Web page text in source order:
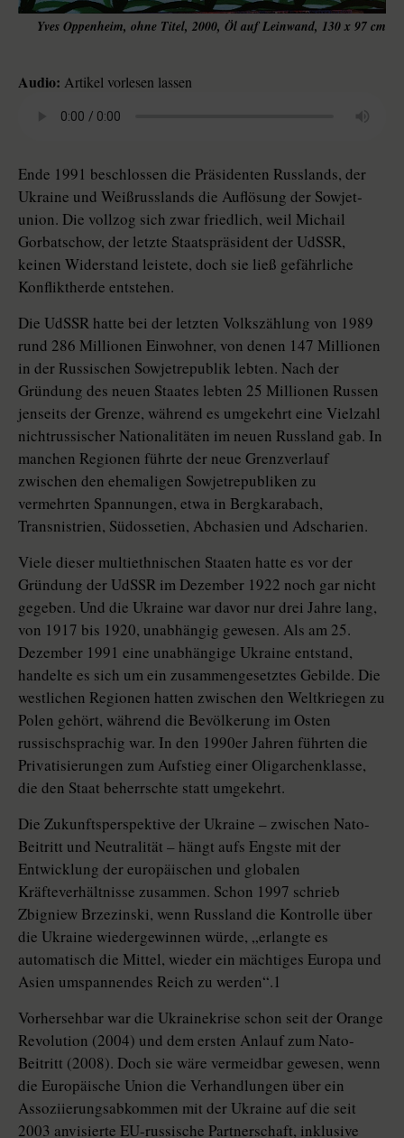
Yves Oppenheim, ohne Titel, 2000, Öl auf Leinwand, 130 x 97 cm
Audio: Artikel vorlesen lassen
Ende 1991 beschlossen die Präsidenten Russlands, der
Ukraine und Weißrusslands die Auflösung der Sowjet­
union. Die vollzog sich zwar friedlich, weil Michail
Gorbatschow, der letzte Staatspräsident der UdSSR,
keinen Widerstand leistete, doch sie ließ gefährliche
Konfliktherde entstehen.
Die UdSSR hatte bei der letzten Volkszählung von 1989
rund 286 Millionen Einwohner, von denen 147 Millionen
in der Russischen Sowjetrepublik lebten. Nach der
Gründung des neuen Staates lebten 25 Millionen Russen
jenseits der Grenze, während es umgekehrt eine Vielzahl
nichtrussischer Nationalitäten im neuen Russland gab. In
manchen Regionen führte der neue Grenzverlauf
zwischen den ehemaligen Sowjetrepubliken zu
vermehrten Spannungen, etwa in Bergkarabach,
Transnistrien, Südossetien, Abchasien und Adscharien.
Viele dieser multiethnischen Staaten hatte es vor der
Gründung der UdSSR im Dezember 1922 noch gar nicht
gegeben. Und die Ukraine war davor nur drei Jahre lang,
von 1917 bis 1920, unabhängig gewesen. Als am 25.
Dezember 1991 eine unabhängige Ukraine entstand,
handelte es sich um ein zusammengesetztes Gebilde. Die
westlichen Regionen hatten zwischen den Weltkriegen zu
Polen gehört, während die Bevölkerung im Osten
russischsprachig war. In den 1990er Jahren führten die
Privatisierungen zum Aufstieg einer Oligarchenklasse,
die den Staat beherrschte statt umgekehrt.
Die Zukunftsperspektive der Ukraine – zwischen Nato-
Beitritt und Neutralität – hängt aufs Engste mit der
Entwicklung der europäischen und globalen
Kräfteverhältnisse zusammen. Schon 1997 schrieb
Zbigniew Brzezinski, wenn Russland die Kontrolle über
die Ukraine wiedergewinnen würde, „erlangte es
automatisch die Mittel, wieder ein mächtiges Europa und
Asien umspannendes Reich zu werden“.1
Vorhersehbar war die Ukrainekrise schon seit der Orange
Revolution (2004) und dem ersten Anlauf zum Nato-
Beitritt (2008). Doch sie wäre vermeidbar gewesen, wenn
die Europäische Union die Verhandlungen über ein
Assoziierungsabkommen mit der Ukraine auf die seit
2003 anvisierte EU-russische Partnerschaft, inklusive